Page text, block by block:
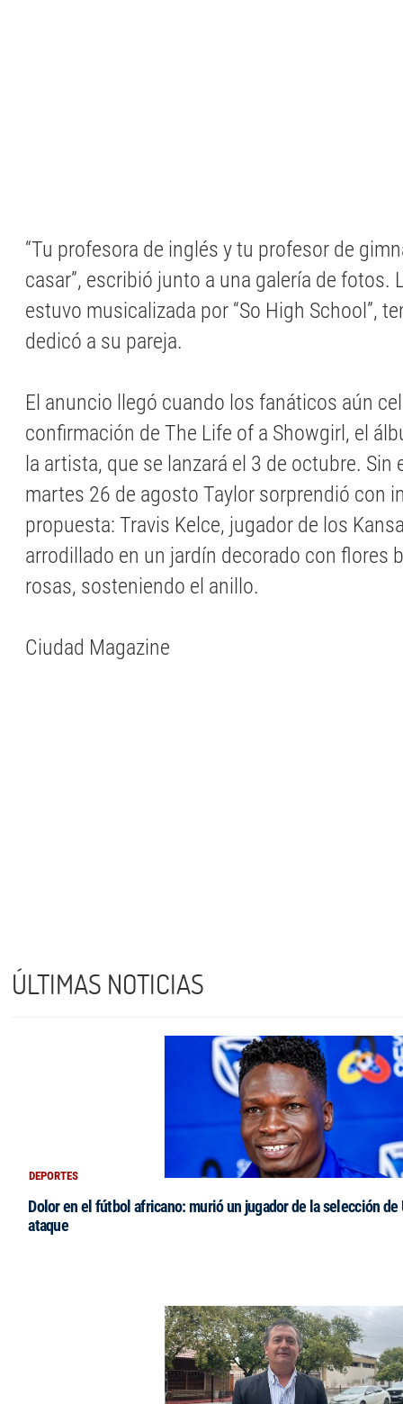
“Tu profesora de inglés y tu profesor de
casar”, escribió junto a una galería de fotos.
estuvo musicalizada por “So High School”,
dedicó a su pareja.
El anuncio llegó cuando los fanáticos aún
confirmación de The Life of a Showgirl, el
la artista, que se lanzará el 3 de octubre. Sin
martes 26 de agosto Taylor sorprendió con
propuesta: Travis Kelce, jugador de los
arrodillado en un jardín decorado con flores
rosas, sosteniendo el anillo.
Ciudad Magazine
ÚLTIMAS NOTICIAS
DEPORTES
Dolor en el fútbol africano: murió un jugador de la selección
ataque